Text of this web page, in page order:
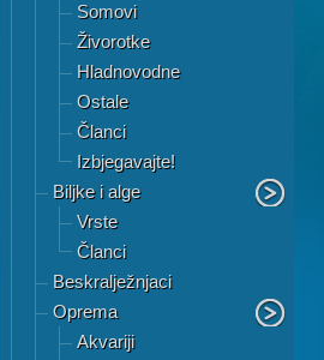
Somovi
Živorotke
Hladnovodne
Ostale
Članci
Izbjegavajte!
Biljke i alge
Vrste
Članci
Beskralježnjaci
Oprema
Akvariji